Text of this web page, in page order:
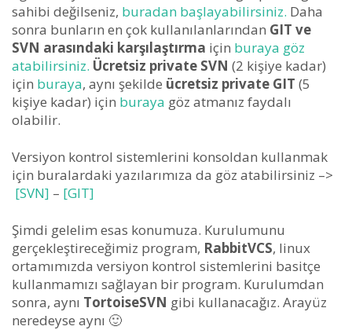
sahibi değilseniz, buradan başlayabilirsiniz. Daha
sonra bunların en çok kullanılanlarından GIT ve
SVN arasındaki karşılaştırma için buraya göz
atabilirsiniz. Ücretsiz private SVN (2 kişiye kadar)
için buraya, aynı şekilde ücretsiz private GIT (5
kişiye kadar) için buraya göz atmanız faydalı
olabilir.
Versiyon kontrol sistemlerini konsoldan kullanmak
için buralardaki yazılarımıza da göz atabilirsiniz –>
[SVN] – [GIT]
Şimdi gelelim esas konumuza. Kurulumunu
gerçekleştireceğimiz program, RabbitVCS, linux
ortamımızda versiyon kontrol sistemlerini basitçe
kullanmamızı sağlayan bir program. Kurulumdan
sonra, aynı TortoiseSVN gibi kullanacağız. Arayüz
neredeyse aynı 🙂